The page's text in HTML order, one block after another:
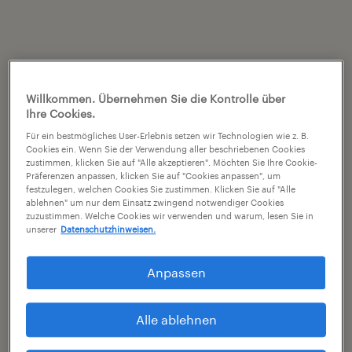
Willkommen. Übernehmen Sie die Kontrolle über
Ihre Cookies.
Für ein bestmögliches User-Erlebnis setzen wir Technologien wie z. B.
Cookies ein. Wenn Sie der Verwendung aller beschriebenen Cookies
zustimmen, klicken Sie auf "Alle akzeptieren". Möchten Sie Ihre Cookie-
Präferenzen anpassen, klicken Sie auf "Cookies anpassen", um
festzulegen, welchen Cookies Sie zustimmen. Klicken Sie auf "Alle
ablehnen" um nur dem Einsatz zwingend notwendiger Cookies
zuzustimmen. Welche Cookies wir verwenden und warum, lesen Sie in
unserer Datenschutzhinweisen.
Anpassen
Alle ablehnen